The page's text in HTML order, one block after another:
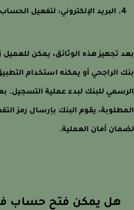
البريد الإلكتروني: لتفعيل الحساب
تجهيز هذه الوثائق، يمكن للعميل
الراجحي أو يمكنه استخدام التطبيق
للبنك لبدء عملية التسجيل. بعد
يقوم البنك بإرسال رمز
أمان العملية.
هل يمكن فتح حساب في